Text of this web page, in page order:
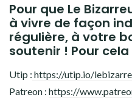
Pour que Le
à vivre de façon
régulière, à votre
soutenir ! Pour
Utip : https://utip.io/
Patreon : https://